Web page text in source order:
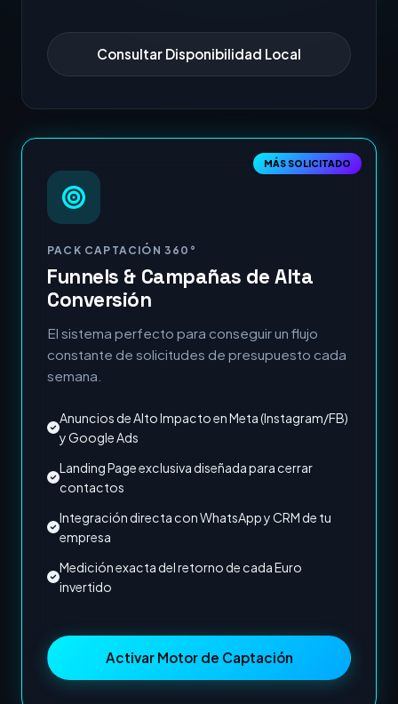
Consultar Disponibilidad Local
MÁS SOLICITADO
PACK CAPTACIÓN 360°
Funnels & Campañas de Alta
Conversión
El sistema perfecto para conseguir un flujo
constante de solicitudes de presupuesto cada
semana.
Anuncios de Alto Impacto en Meta (Instagram/FB)
y Google Ads
Landing Page exclusiva diseñada para cerrar
contactos
Integración directa con WhatsApp y CRM de tu
empresa
Medición exacta del retorno de cada Euro
invertido
Activar Motor de Captación